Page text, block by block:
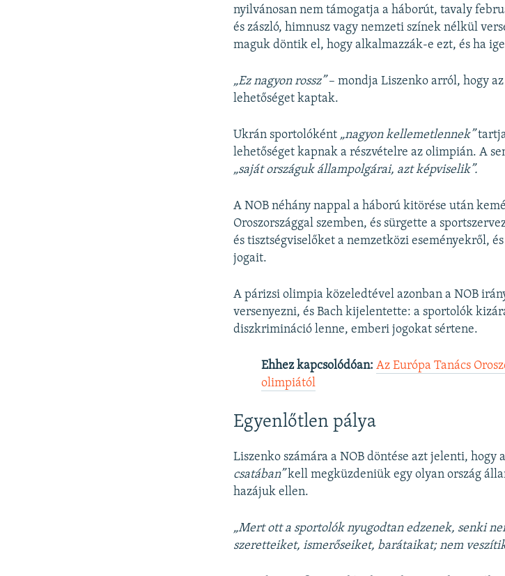
nyilvánosan nem támogatja a háborút, tavaly
és zászló, himnusz vagy nemzeti színek nélkül
maguk döntik el, hogy alkalmazzák-e ezt, és ha
„Ez nagyon rossz”– mondja Liszenko arról, hogy
lehetőséget kaptak.
Ukrán sportolóként „nagyon kellemetlennek”
lehetőséget kapnak a részvételre az olimpián. A
„saját országuk állampolgárai, azt képviselik”.
A NOB néhány nappal a háború kitörése után
Oroszországgal szemben, és sürgette a
és tisztségviselőket a nemzetközi eseményekről,
jogait.
A párizsi olimpia közeledtével azonban a NOB
versenyezni, és Bach kijelentette: a sportolók
diszkrimináció lenne, emberi jogokat sértene.
Ehhez kapcsolódóan: Az Európa Tanács
olimpiától
Egyenlőtlen pálya
Liszenko számára a NOB döntése azt jelenti, hogy
csatában”kell megküzdeniük egy olyan ország
hazájuk ellen.
„Mert ott a sportolók nyugodtan edzenek, senki
szeretteiket, ismerőseiket, barátaikat; nem